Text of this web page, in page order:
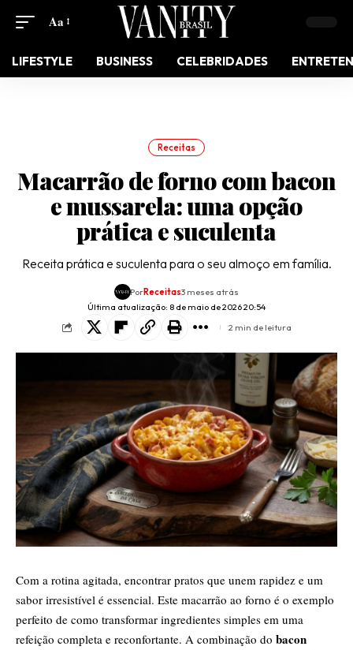
Aa
LIFESTYLE BUSINESS CELEBRIDADES
Receitas
Macarrão de forno com bacon
e mussarela: uma opção
prática e suculenta
Receita prática e suculenta para o seu almoço em família.
Última atualização: 8 de maio de 2026 20:54
PorReceitas3 meses atrás
2 min de leitura
Com a rotina agitada, encontrar pratos que unem rapidez e um
sabor irresistível é essencial. Este macarrão ao forno é o exemplo
perfeito de como transformar ingredientes simples em uma
refeição completa e reconfortante. A combinação do bacon